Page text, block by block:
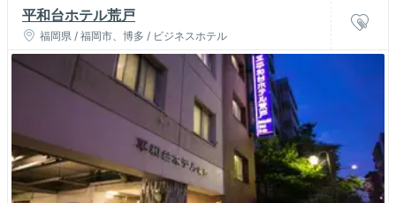
平和台ホテル荒戸
福岡県 / 福岡市、博多 / ビジネスホテル